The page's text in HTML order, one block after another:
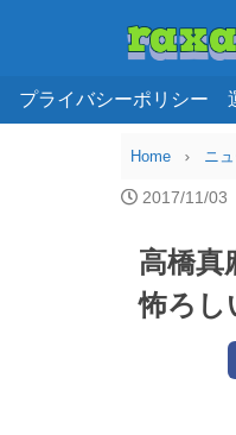
プライバシーポリシー
Home ニ
2017/11/03
高橋真
怖ろし